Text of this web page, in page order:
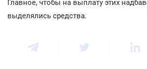
Главное, чтобы на выплату этих
выделялись средства.